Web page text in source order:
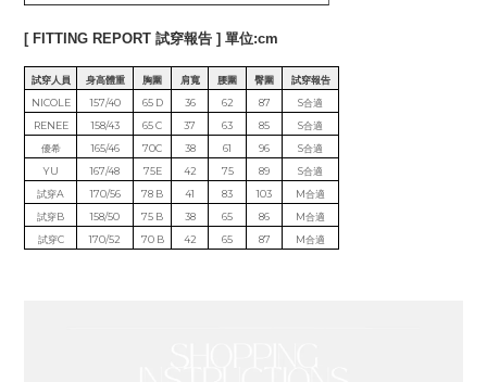
[ FITTING REPORT 試穿報告 ] 單位:cm
試穿人員 身高體重 胸圍 肩寬 腰圍 臀圍
試穿報告
NICOLE
157/40 65 D 36 62 87
S合適
RENEE
158/43 65 C 37 63 85
S合適
優希
165/46 70C 38 61 96
S合適
YU
167/48 75E 42 75 89
S合適
試穿A
170/56 78 B 41 83 103
M合適
試穿B
158/50 75 B 38 65 86
M合適
試穿C
170/52 70 B 42 65 87 M合適